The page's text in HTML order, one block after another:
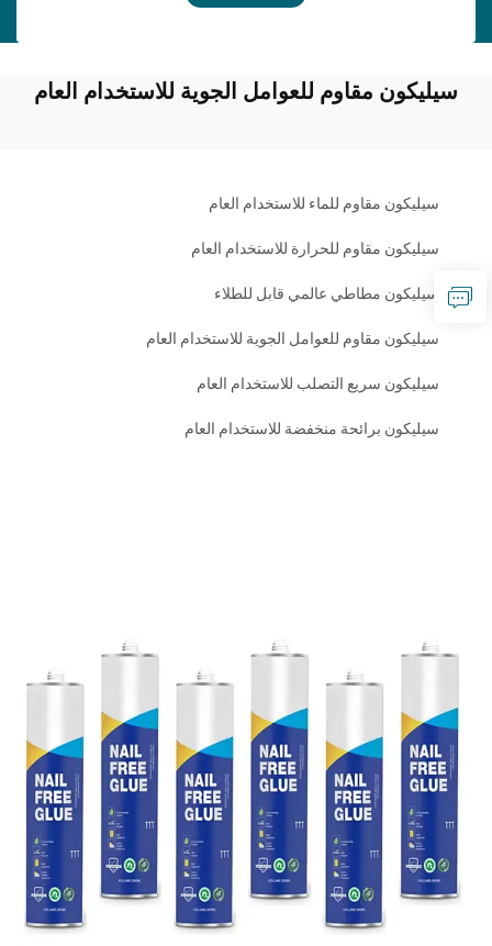
سيليكون مقاوم للعوامل الجوية للاستخدام العام
سيليكون مقاوم للماء للاستخدام العام
سيليكون مقاوم للحرارة للاستخدام العام
سيليكون مطاطي عالمي قابل للطلاء
سيليكون مقاوم للعوامل الجوية للاستخدام العام
سيليكون سريع التصلب للاستخدام العام
سيليكون برائحة منخفضة للاستخدام العام